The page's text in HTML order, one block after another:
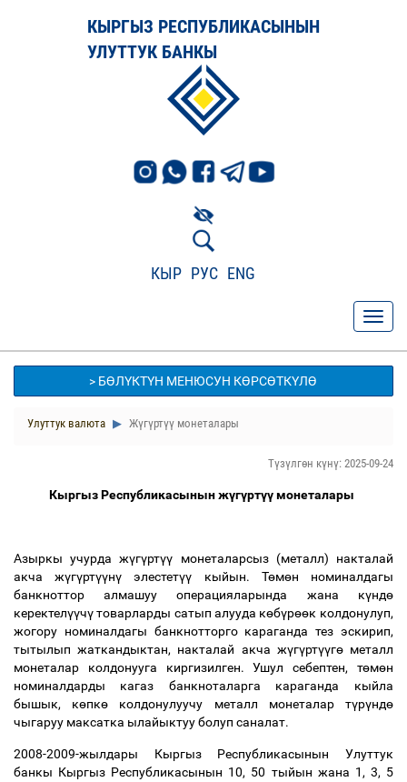
КЫРГЫЗ РЕСПУБЛИКАСЫНЫН
УЛУТТУК БАНКЫ
КЫР РУС ENG
> БӨЛҮКТҮН МЕНЮСУН КӨРСӨТКҮЛӨ
Улуттук валюта Жүгүртүү монеталары
Түзүлгөн күнү: 2025-09-24
Кыргыз Республикасынын жүгүртүүмонеталары
Азыркы учурда жүгүртүү монеталарсыз (металл) накталай
акча жүгүртүүнү элестетүү кыйын. Төмөн номиналдагы
банкноттор алмашуу операцияларында жана күндө
керектелүүчүтоварларды сатып алууда көбүрөөк колдонулуп,
жогору номиналдагы банкнотторго караганда тез эскирип,
тытылып жаткандыктан, накталай акча жүгүртүүгөметалл
монеталар колдонууга киргизилген. Ушул себептен, төмөн
номиналдарды кагаз банкноталарга караганда кыйла
бышык, көпкө колдонулуучу металл монеталар түрүндө
чыгаруу максатка ылайыктуу болуп саналат.
2008-2009-жылдары Кыргыз Республикасынын Улуттук
банкы Кыргыз Республикасынын 10, 50 тыйын жана 1, 3, 5